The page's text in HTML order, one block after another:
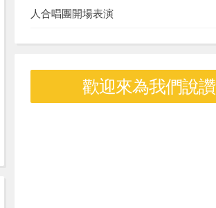
人合唱團開場表演
歡迎來為我們說讚